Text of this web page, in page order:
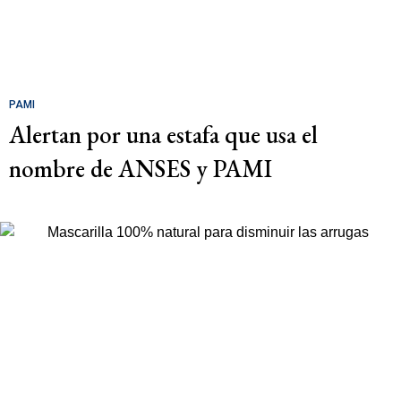
PAMI
Alertan por una estafa que usa el
nombre de ANSES y PAMI